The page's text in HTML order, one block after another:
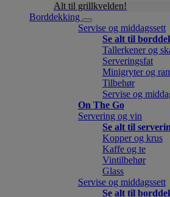
Alt til grillkvelden!
Borddekking
Servise og middagssett
Se alt til
Tallerkener og
Serveringsfat
Minigryter og
Tilbehør
Servise og
On The Go
Servering og vin
Se alt til
Kopper og krus
Kaffe og te
Vintilbehør
Glass
Servise og middagssett
Se alt til